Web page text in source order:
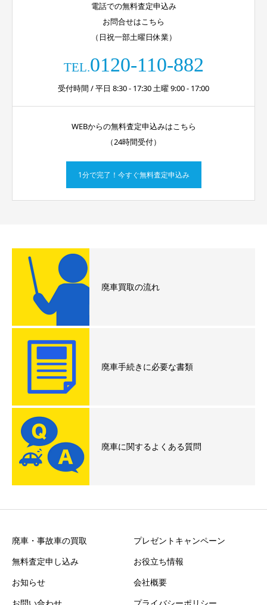
電話での無料査定申込み
お問合せはこちら
（日祝一部土曜日休業）
TEL.0120-110-882
受付時間 / 平日 8:30 - 17:30 土曜 9:00 - 17:00
WEBからの無料査定申込みはこちら
（24時間受付）
1分で完了！今すぐ無料査定申込み
廃車買取の流れ
廃車手続きに必要な書類
廃車に関するよくある質問
廃車・事故車の買取
プレゼントキャンペーン
無料査定申し込み
お役立ち情報
お知らせ
会社概要